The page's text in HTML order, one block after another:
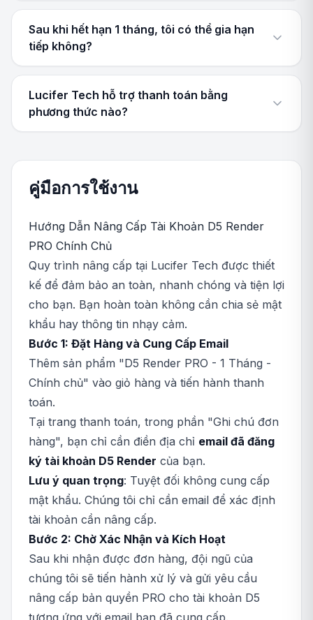
Sau khi hết hạn 1 tháng, tôi có thể gia hạn
tiếp không?
Lucifer Tech hỗ trợ thanh toán bằng
phương thức nào?
คู่มือการใช้งาน
Hướng Dẫn Nâng Cấp Tài Khoản D5 Render
PRO Chính Chủ
Quy trình nâng cấp tại Lucifer Tech được thiết
kế để đảm bảo an toàn, nhanh chóng và tiện lợi
cho bạn. Bạn hoàn toàn không cần chia sẻ mật
khẩu hay thông tin nhạy cảm.
Bước 1: Đặt Hàng và Cung Cấp Email
Thêm sản phẩm "D5 Render PRO - 1 Tháng -
Chính chủ" vào giỏ hàng và tiến hành thanh
toán.
Tại trang thanh toán, trong phần "Ghi chú đơn
hàng", bạn chỉ cần điền địa chỉ email đã đăng
ký tài khoản D5 Render của bạn.
Lưu ý quan trọng: Tuyệt đối không cung cấp
mật khẩu. Chúng tôi chỉ cần email để xác định
tài khoản cần nâng cấp.
Bước 2: Chờ Xác Nhận và Kích Hoạt
Sau khi nhận được đơn hàng, đội ngũ của
chúng tôi sẽ tiến hành xử lý và gửi yêu cầu
nâng cấp bản quyền PRO cho tài khoản D5
tương ứng với email bạn đã cung cấp.